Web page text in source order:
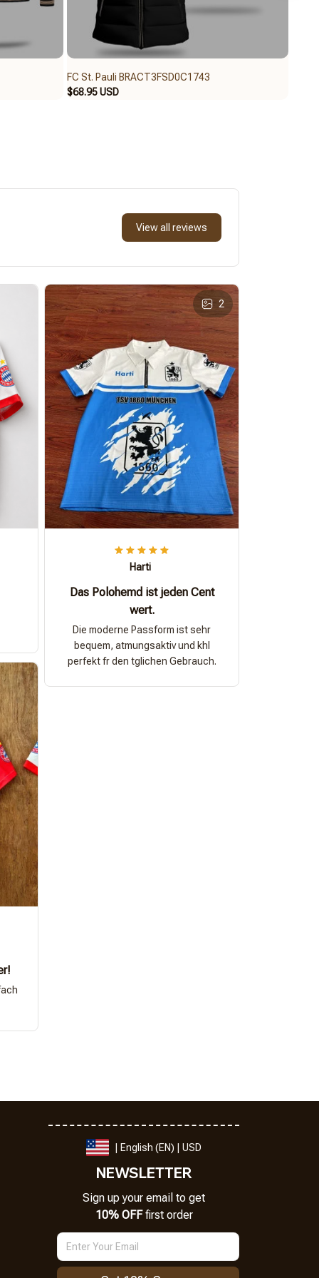
FC St. Pauli BRACT3FSD0C1743
$68.95 USD
View all reviews
2
Harti
Das Polohemd ist jeden Cent
wert.
Die moderne Passform ist sehr
bequem, atmungsaktiv und khl
perfekt fr den tglichen Gebrauch.
| English (EN) | USD
NEWSLETTER
Sign up your email to get
10% OFF first order